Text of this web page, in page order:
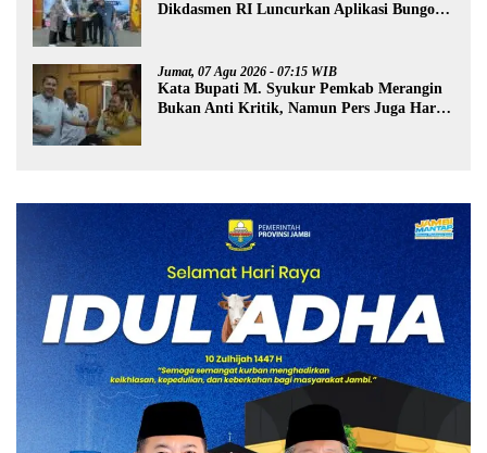
Dikdasmen RI Luncurkan Aplikasi Bungo
Jumat, 07 Agu 2026 - 07:15 WIB
Kata Bupati M. Syukur Pemkab Merangin
Bukan Anti Kritik, Namun Pers Juga Harus